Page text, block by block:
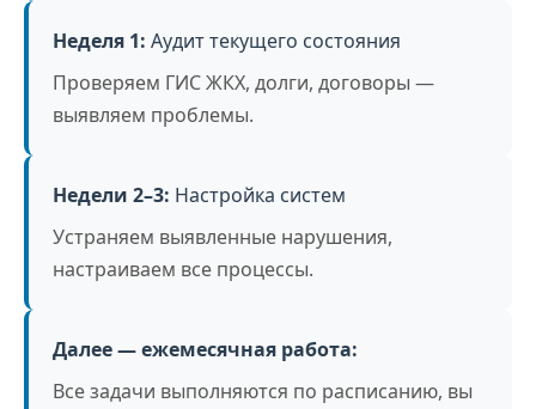
Неделя 1: Аудит текущего состояния
Проверяем ГИС ЖКХ, долги, договоры —
выявляем проблемы.
Недели 2–3: Настройка систем
Устраняем выявленные нарушения,
настраиваем все процессы.
Далее — ежемесячная работа:
Все задачи выполняются по расписанию, вы